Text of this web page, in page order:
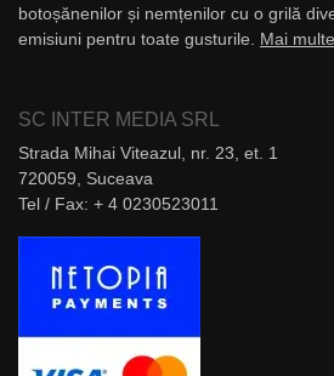
botoșănenilor și nemțenilor cu o grilă
emisiuni pentru toate gusturile. Mai
SC INTER MEDIA SRL
Strada Mihai Viteazul, nr. 23, et. 1
720059, Suceava
Tel / Fax: + 4 0230523011